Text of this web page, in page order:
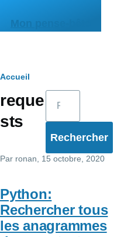
Mon pense-bête
Fil
d'Ariane
Accueil
reque
sts
Par ronan , 15 octobre, 2020
Python:
Rechercher tous
les anagrammes